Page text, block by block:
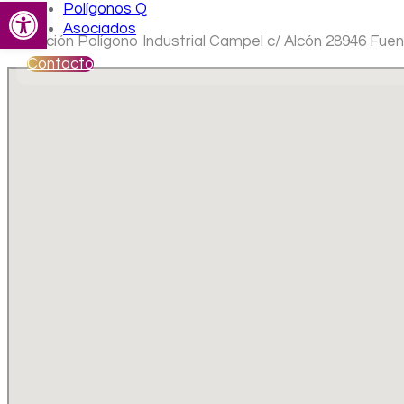
Abrir barra de herramientas
Polígonos Q
Asociados
Contacto
Ubicación Polígono Industrial Campel c/ Alcón 28946